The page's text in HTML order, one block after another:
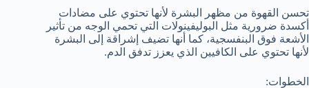
تحسن القهوة من مظهر البشرة لأنها تحتوي على مضادات
أكسدة ضرورية مثل البوليفينولات التي تحمي الوجه من تأثير
الأشعة فوق البنفسجية، كما أنها تضيف إشراقة إلى البشرة
لأنها تحتوي على الكافيين الذي يعزز تدفق الدم.
الخطوات: